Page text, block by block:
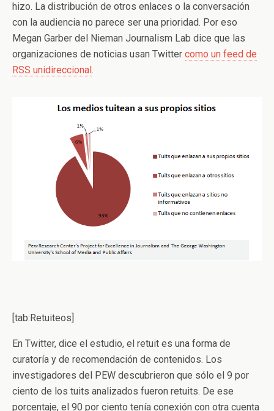
hizo. La distribución de otros enlaces o la conversación
con la audiencia no parece ser una prioridad. Por eso
Megan Garber del Nieman Journalism Lab dice que las
organizaciones de noticias usan Twitter como un feed de
RSS unidireccional.
[tab:Retuiteos]
En Twitter, dice el estudio, el retuit es una forma de
curatoría y de recomendación de contenidos. Los
investigadores del PEW descubrieron que sólo el 9 por
ciento de los tuits analizados fueron retuits. De ese
porcentaje, el 90 por ciento tenía conexión con otra cuenta